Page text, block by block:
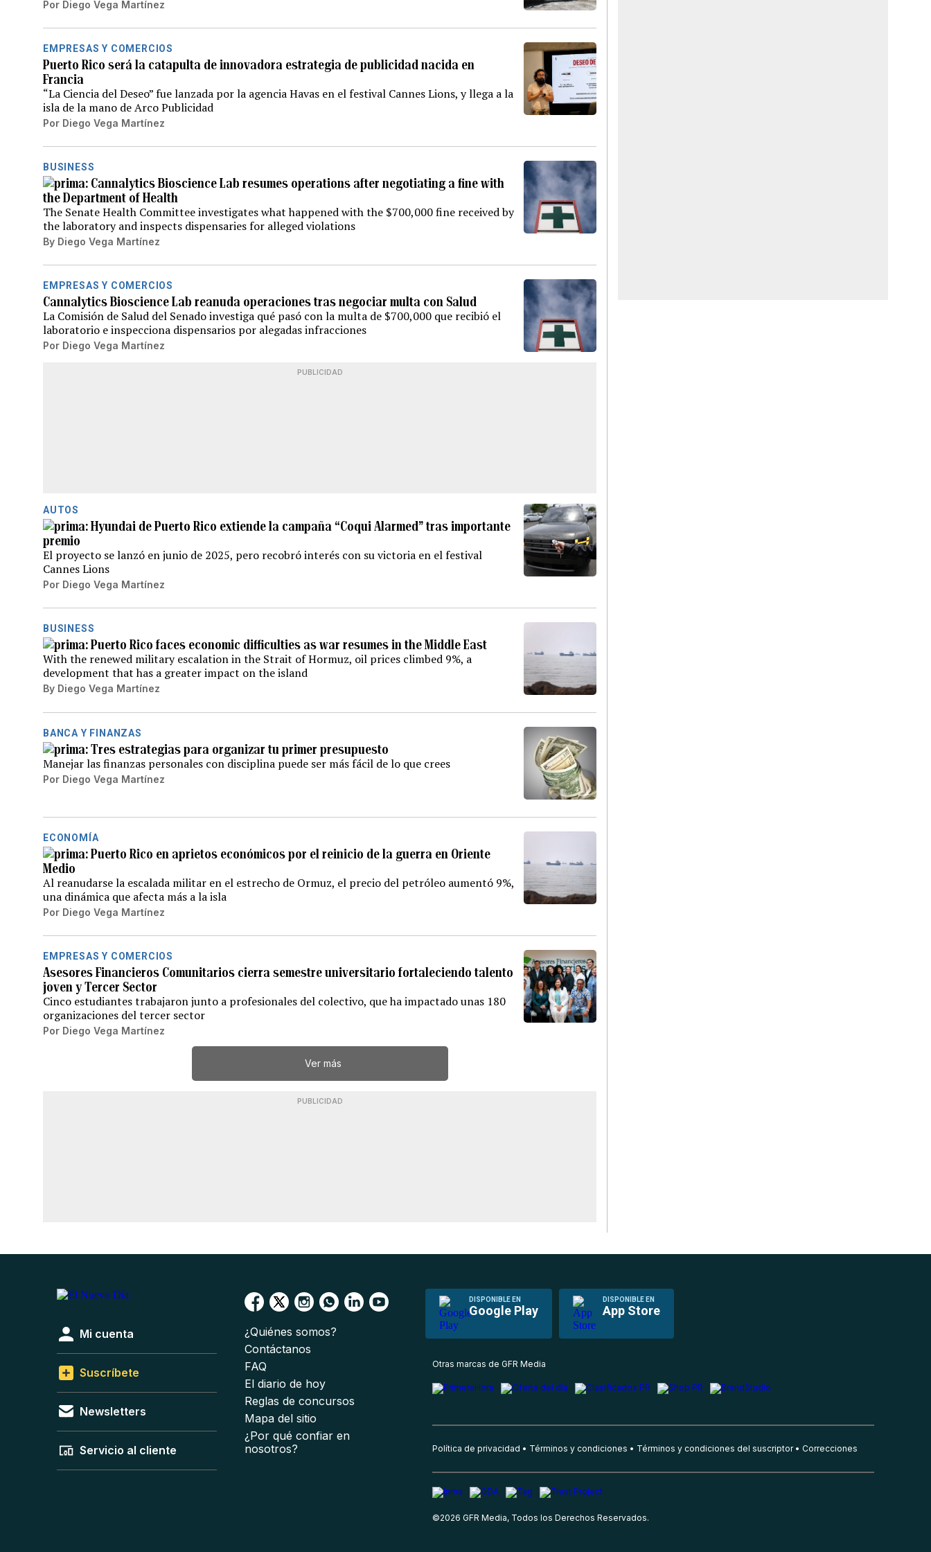
Por Diego Vega Martínez
EMPRESAS Y COMERCIOS
Puerto Rico será la catapulta de innovadora estrategia de publicidad nacida en
Francia
“La Ciencia del Deseo” fue lanzada por la agencia Havas en el festival Cannes Lions, y llega a la
isla de la mano de Arco Publicidad
Por Diego Vega Martínez
BUSINESS
Cannalytics Bioscience Lab resumes operations after negotiating a fine with
the Department of Health
The Senate Health Committee investigates what happened with the $700,000 fine received by
the laboratory and inspects dispensaries for alleged violations
By Diego Vega Martínez
EMPRESAS Y COMERCIOS
Cannalytics Bioscience Lab reanuda operaciones tras negociar multa con Salud
La Comisión de Salud del Senado investiga qué pasó con la multa de $700,000 que recibió el
laboratorio e inspecciona dispensarios por alegadas infracciones
Por Diego Vega Martínez
PUBLICIDAD
AUTOS
Hyundai de Puerto Rico extiende la campaña “Coqui Alarmed” tras importante
premio
El proyecto se lanzó en junio de 2025, pero recobró interés con su victoria en el festival
Cannes Lions
Por Diego Vega Martínez
BUSINESS
Puerto Rico faces economic difficulties as war resumes in the Middle East
With the renewed military escalation in the Strait of Hormuz, oil prices climbed 9%, a
development that has a greater impact on the island
By Diego Vega Martínez
BANCA Y FINANZAS
Tres estrategias para organizar tu primer presupuesto
Manejar las finanzas personales con disciplina puede ser más fácil de lo que crees
Por Diego Vega Martínez
ECONOMÍA
Puerto Rico en aprietos económicos por el reinicio de la guerra en Oriente
Medio
Al reanudarse la escalada militar en el estrecho de Ormuz, el precio del petróleo aumentó 9%,
una dinámica que afecta más a la isla
Por Diego Vega Martínez
EMPRESAS Y COMERCIOS
Asesores Financieros Comunitarios cierra semestre universitario fortaleciendo talento
joven y Tercer Sector
Cinco estudiantes trabajaron junto a profesionales del colectivo, que ha impactado unas 180
organizaciones del tercer sector
Por Diego Vega Martínez
Ver más
PUBLICIDAD
DISPONIBLE EN
Google Play
DISPONIBLE EN
App Store
Mi cuenta
Suscríbete
Newsletters
Servicio al cliente
¿Quiénes somos?
Contáctanos
FAQ
El diario de hoy
Reglas de concursos
Mapa del sitio
¿Por qué confiar en
nosotros?
Otras marcas de GFR Media
Política de privacidad Términos y condiciones Términos y condiciones del suscriptor Correcciones
©2026 GFR Media, Todos los Derechos Reservados.